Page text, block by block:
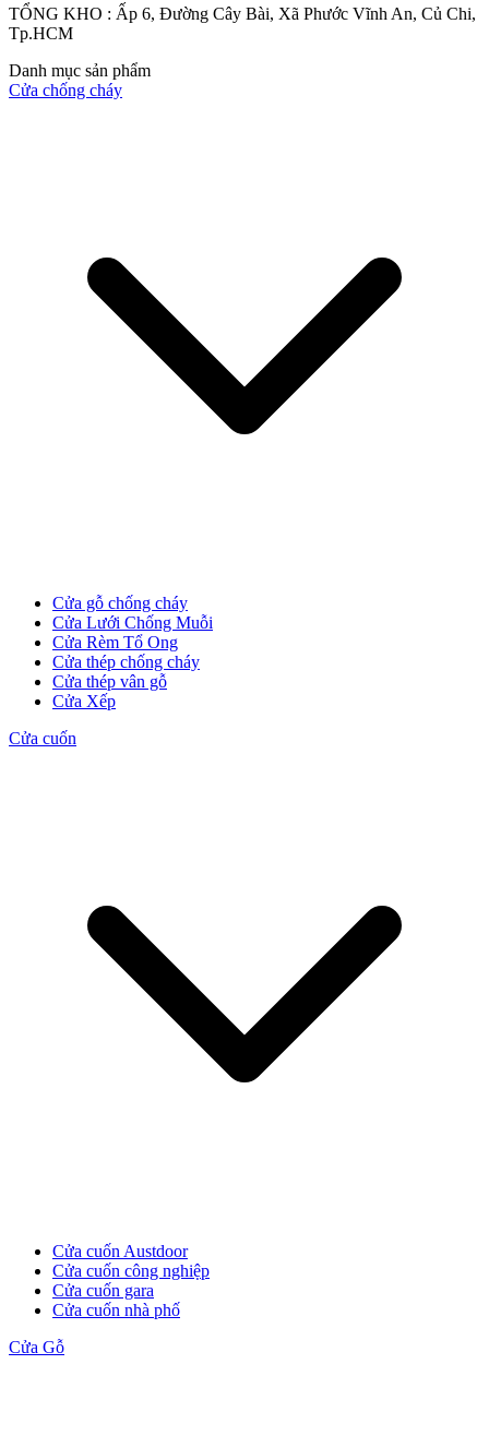
Đối Tác
TỔNG KHO : Ấp 6, Đường Cây Bài, Xã Phước Vĩnh An, Củ Chi,
Tp.HCM
Danh mục sản phẩm
Cửa chống cháy
Cửa gỗ chống cháy
Cửa Lưới Chống Muỗi
Cửa Rèm Tổ Ong
Cửa thép chống cháy
Cửa thép vân gỗ
Cửa Xếp
Cửa cuốn
Cửa cuốn Austdoor
Cửa cuốn công nghiệp
Cửa cuốn gara
Cửa cuốn nhà phố
Cửa Gỗ